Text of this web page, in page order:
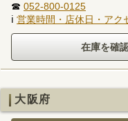
☎ 052-800-0125
ℹ 営業時間・店休日・アク
大阪府